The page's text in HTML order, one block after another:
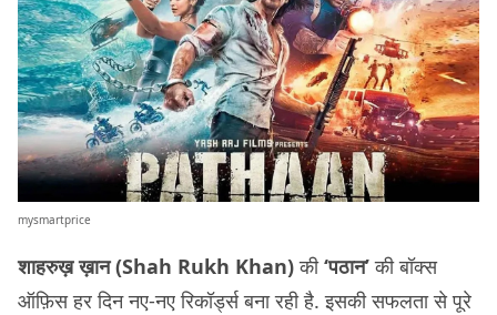
mysmartprice
शाहरुख़ ख़ान (Shah Rukh Khan)की‘पठान’की बॉक्स
ऑफ़िस हर दिन नए-नए रिकॉर्ड्स बना रही है. इसकी सफलता से पूरे